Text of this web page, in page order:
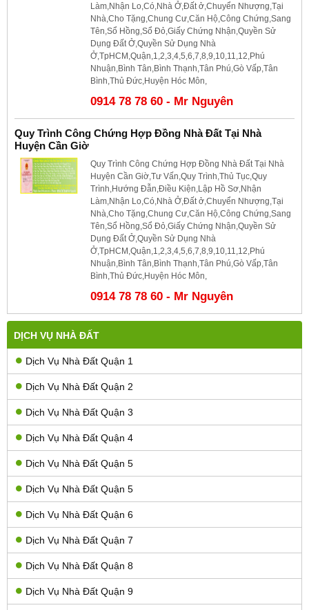
DỊCH VỤ NHÀ ĐẤT
Dịch Vụ Nhà Đất Quận 1
Dịch Vụ Nhà Đất Quận 2
Dịch Vụ Nhà Đất Quận 3
Dịch Vụ Nhà Đất Quận 4
Dịch Vụ Nhà Đất Quận 5
Dịch Vụ Nhà Đất Quận 5
Dịch Vụ Nhà Đất Quận 6
Dịch Vụ Nhà Đất Quận 7
Dịch Vụ Nhà Đất Quận 8
Dịch Vụ Nhà Đất Quận 9
Làm,Nhận Lo,Có,Nhà Ở,Đất ở,Chuyển Nhượng,Tại
Nhà,Cho Tặng,Chung Cư,Căn Hộ,Công Chứng,Sang
Tên,Sổ Hồng,Sổ Đỏ,Giấy Chứng Nhận,Quyền Sử
Dụng Đất Ở,Quyền Sử Dụng Nhà
Ở,TpHCM,Quận,1,2,3,4,5,6,7,8,9,10,11,12,Phú
Nhuận,Bình Tân,Bình Thạnh,Tân Phú,Gò Vấp,Tân
Bình,Thủ Đức,Huyện Hóc Môn,
0914 78 78 60 - Mr Nguyên
Quy Trình Công Chứng Hợp Đồng Nhà Đất Tại Nhà
Huyện Cần Giờ
Quy Trình Công Chứng Hợp Đồng Nhà Đất Tại Nhà
Huyện Cần Giờ,Tư Vấn,Quy Trình,Thủ Tục,Quy
Trình,Hướng Đẫn,Điều Kiện,Lập Hồ Sơ,Nhận
Làm,Nhận Lo,Có,Nhà Ở,Đất ở,Chuyển Nhượng,Tại
Nhà,Cho Tặng,Chung Cư,Căn Hộ,Công Chứng,Sang
Tên,Sổ Hồng,Sổ Đỏ,Giấy Chứng Nhận,Quyền Sử
Dụng Đất Ở,Quyền Sử Dụng Nhà
Ở,TpHCM,Quận,1,2,3,4,5,6,7,8,9,10,11,12,Phú
Nhuận,Bình Tân,Bình Thạnh,Tân Phú,Gò Vấp,Tân
Bình,Thủ Đức,Huyện Hóc Môn,
0914 78 78 60 - Mr Nguyên